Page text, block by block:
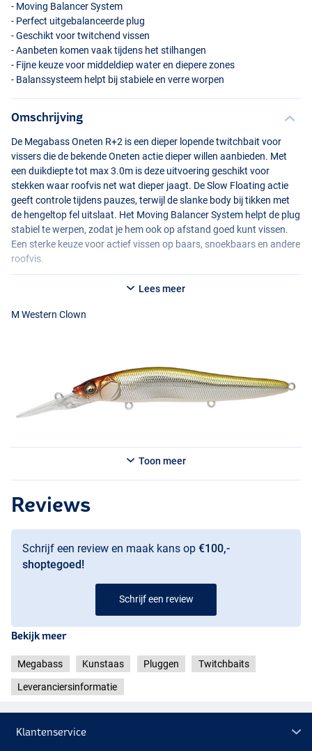
- Moving Balancer System
- Perfect uitgebalanceerde plug
- Geschikt voor twitchend vissen
- Aanbeten komen vaak tijdens het stilhangen
- Fijne keuze voor middeldiep water en diepere zones
- Balanssysteem helpt bij stabiele en verre worpen
Omschrijving
De Megabass Oneten R+2 is een dieper lopende twitchbait voor
vissers die de bekende Oneten actie dieper willen aanbieden. Met
een duikdiepte tot max 3.0m is deze uitvoering geschikt voor
stekken waar roofvis net wat dieper jaagt. De Slow Floating actie
geeft controle tijdens pauzes, terwijl de slanke body bij tikken met
de hengeltop fel uitslaat. Het Moving Balancer System helpt de plug
stabiel te werpen, zodat je hem ook op afstand goed kunt vissen.
Een sterke keuze voor actief vissen op baars, snoekbaars en andere
roofvis.
Lees meer
M Western Clown
Toon meer
Reviews
Schrijf een review en maak kans op €100,-
shoptegoed!
Schrijf een review
Bekijk meer
Megabass Kunstaas Pluggen Twitchbaits
Leveranciersinformatie
Klantenservice